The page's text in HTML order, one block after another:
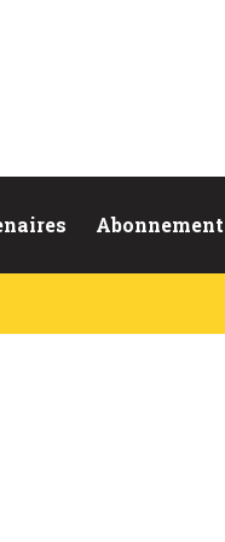
Abonnement